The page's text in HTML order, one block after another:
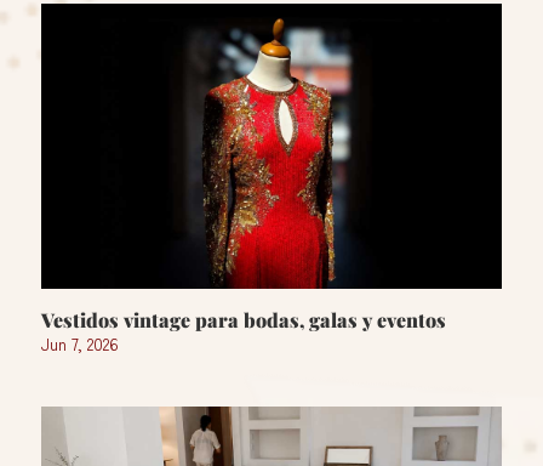
Vestidos vintage para bodas, galas y eventos
Jun 7, 2026